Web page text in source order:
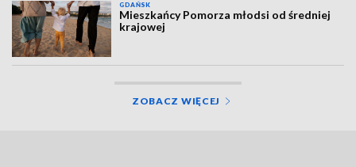
GDAŃSK
Mieszkańcy Pomorza młodsi od średniej
krajowej
ZOBACZ WIĘCEJ